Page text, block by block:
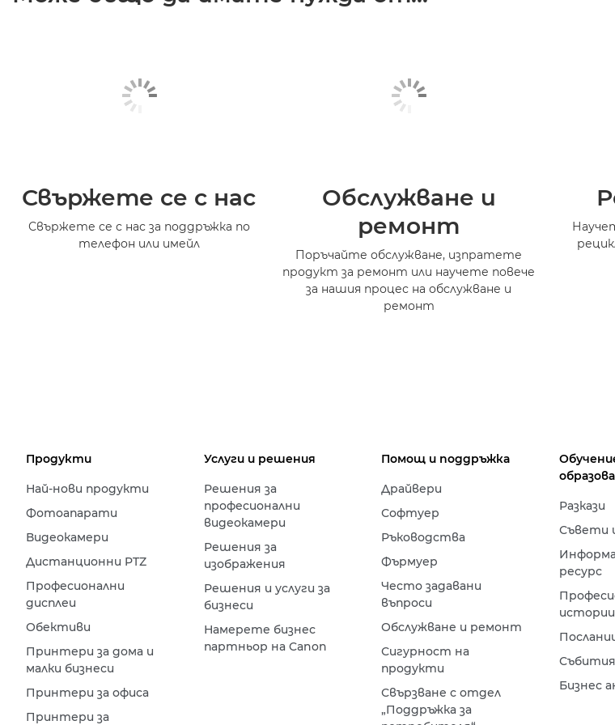
Свържете се с нас
Свържете се с нас за поддръжка по
телефон или имейл
Обслужване и
ремонт
Поръчайте обслужване, изпратете
продукт за ремонт или научете повече
за нашия процес на обслужване и
ремонт
Продукти
Най-нови продукти
Фотоапарати
Видеокамери
Дистанционни PTZ
Професионални
дисплеи
Обективи
Принтери за дома и
малки бизнеси
Принтери за офиса
Принтери за
Услуги и решения
Решения за
професионални
видеокамери
Решения за
изображения
Решения и услуги за
бизнеси
Намерете бизнес
партньор на Canon
Помощ и поддръжка
Драйвери
Софтуер
Ръководства
Фърмуер
Често задавани
въпроси
Обслужване и ремонт
Сигурност на
продукти
Свързване с отдел
„Поддръжка за
Разкази
Съвети
ресурс
истории
Събития
Бизнес